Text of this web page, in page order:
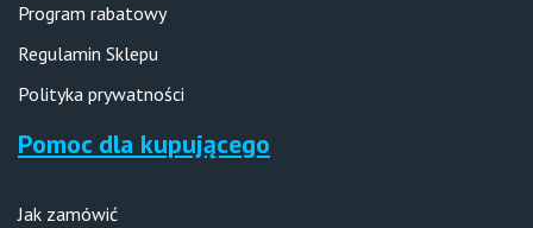
Program rabatowy
Regulamin Sklepu
Polityka prywatności
Pomoc dla kupującego
Jak zamówić